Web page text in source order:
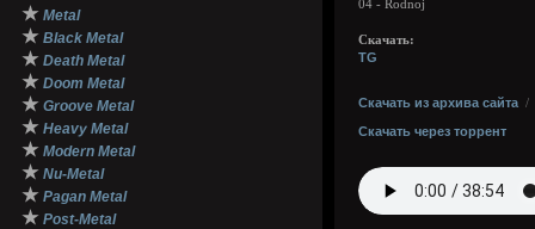
★ Metal
★ Black Metal
★ Death Metal
★ Doom Metal
★ Groove Metal
★ Heavy Metal
★ Modern Metal
★ Nu-Metal
★ Pagan Metal
★ Post-Metal
04 - Rodnoj
Скачать:
TG
Скачать из архива сайта /
Скачать через торрент